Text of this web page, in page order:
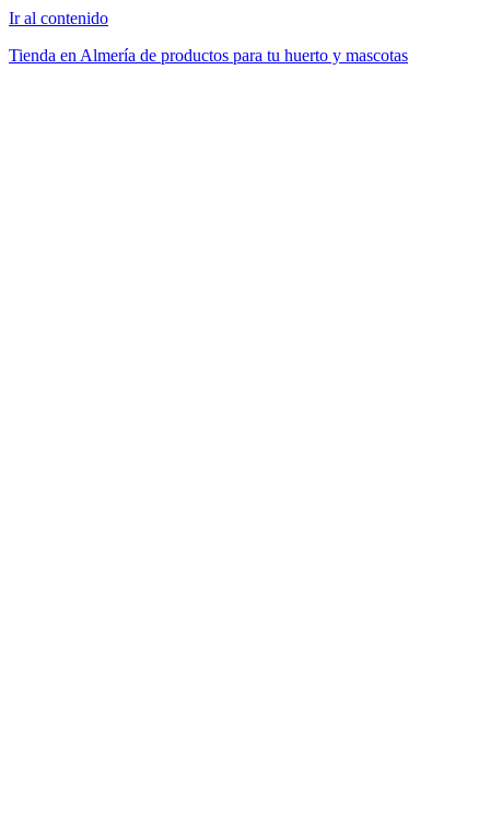
Ir al contenido
Tienda en Almería de productos para tu huerto y mascotas